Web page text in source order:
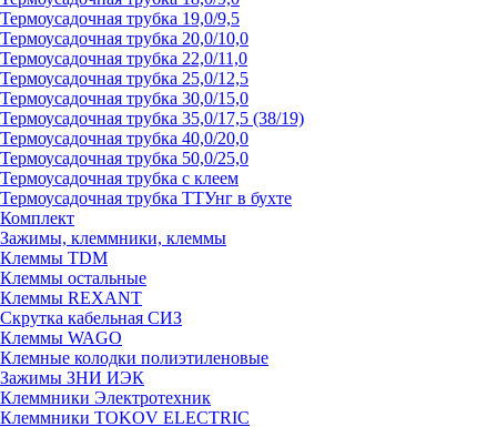
Термоусадочная трубка 19,0/9,5
Термоусадочная трубка 20,0/10,0
Термоусадочная трубка 22,0/11,0
Термоусадочная трубка 25,0/12,5
Термоусадочная трубка 30,0/15,0
Термоусадочная трубка 35,0/17,5 (38/19)
Термоусадочная трубка 40,0/20,0
Термоусадочная трубка 50,0/25,0
Термоусадочная трубка с клеем
Термоусадочная трубка ТТУнг в бухте
Комплект
Зажимы, клеммники, клеммы
Клеммы TDM
Клеммы остальные
Клеммы REXANT
Скрутка кабельная СИЗ
Клеммы WAGO
Клемные колодки полиэтиленовые
Зажимы ЗНИ ИЭК
Клеммники Электротехник
Клеммники TOKOV ELECTRIC